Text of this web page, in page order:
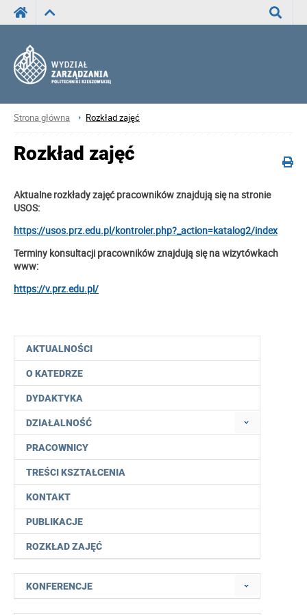
Strona główna Rozkład zajęć
AKTUALNOŚCI
O KATEDRZE
DYDAKTYKA
DZIAŁALNOŚĆ
PRACOWNICY
TREŚCI KSZTAŁCENIA
KONTAKT
PUBLIKACJE
ROZKŁAD ZAJĘĆ
KONFERENCJE
Rozkład zajęć
Aktualne rozkłady zajęć pracowników znajdują się na stronie
USOS:
https://usos.prz.edu.pl/kontroler.php?_action=katalog2/index
Terminy konsultacji pracowników znajdują się na wizytówkach
www:
https://v.prz.edu.pl/